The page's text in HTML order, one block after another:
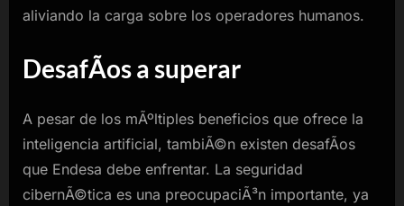
aliviando la carga sobre los operadores humanos.
DesafÃ­os a superar
A pesar de los mÃºltiples beneficios que ofrece la
inteligencia artificial, tambiÃ©n existen desafÃ­os
que Endesa debe enfrentar. La seguridad
cibernÃ©tica es una preocupaciÃ³n importante, ya